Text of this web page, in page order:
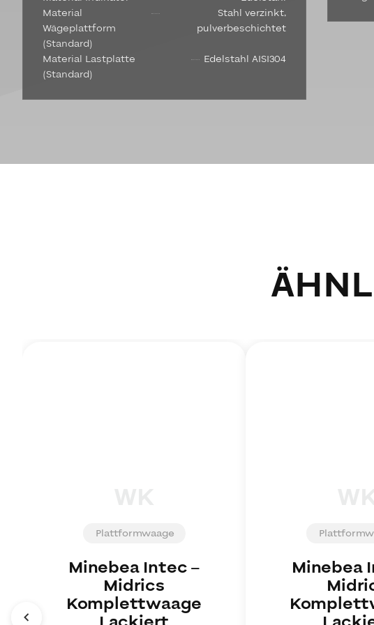
Material
Wägeplattform
(Standard)
Stahl verzinkt,
pulverbeschichtet
Material Lastplatte
(Standard)
Edelstahl AISI304
Plattformwaage
Minebea Intec–
Midrics
Komplettwaage
Minebea